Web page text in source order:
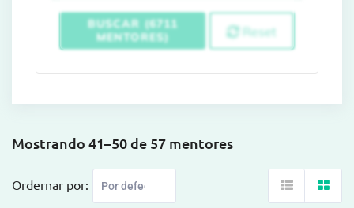
BUSCAR (6711
MENTORES)
Reset
Mostrando 41–50 de 57 mentores
Ordernar por: